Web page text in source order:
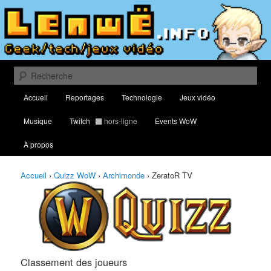
Aller
contenu
principal
Aller
contenu
secondaireLenwë – Culture geek, tech et jeux
vidéo
Classement des meilleurs joueurs au Quizz World of Warcraft
Recherche
principal
Accueil Reportages Technologie Jeux vidéo
Musique Twitch hors-ligne Events WoW
À propos
Accueil › Quizz WoW › Archimonde › ZeratoR TV
Classement des joueurs